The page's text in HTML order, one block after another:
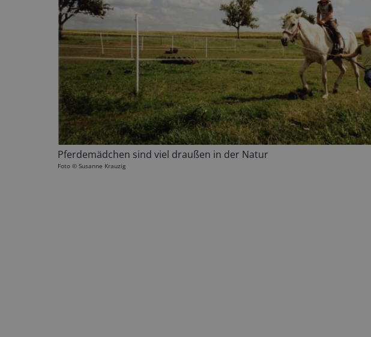
Pferdemädchen sind viel draußen in der Natur
Foto © Susanne Krauzig